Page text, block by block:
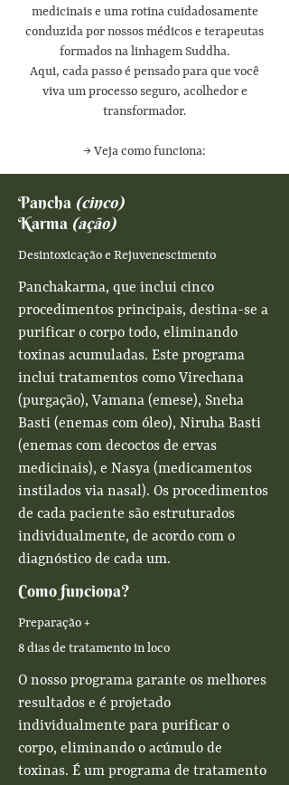
medicinais e uma rotina cuidadosamente
conduzida por nossos médicos e terapeutas
formados na linhagem Suddha.
Aqui, cada passo é pensado para que você
viva um processo seguro, acolhedor e
transformador.
→ Veja como funciona:
Pancha (cinco)
Karma (ação)
Desintoxicação e Rejuvenescimento
Panchakarma, que inclui cinco
procedimentos principais, destina-se a
purificar o corpo todo, eliminando
toxinas acumuladas. Este programa
inclui tratamentos como Virechana
(purgação), Vamana (emese), Sneha
Basti (enemas com óleo), Niruha Basti
(enemas com decoctos de ervas
medicinais), e Nasya (medicamentos
instilados via nasal). Os procedimentos
de cada paciente são estruturados
individualmente, de acordo com o
diagnóstico de cada um.
Como funciona?
Preparação +
8 dias de tratamento in loco
O nosso programa garante os melhores
resultados e é projetado
individualmente para purificar o
corpo, eliminando o acúmulo de
toxinas. É um programa de tratamento